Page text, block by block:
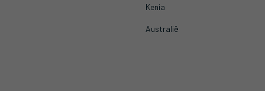
Kenia
Australië